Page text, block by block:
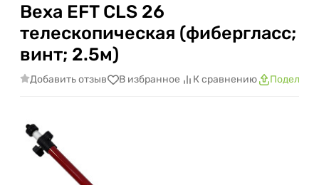
Веха EFT СLS 26
телескопическая (фибергласс;
винт; 2.5м)
Добавить отзыв В избранное К сравнению